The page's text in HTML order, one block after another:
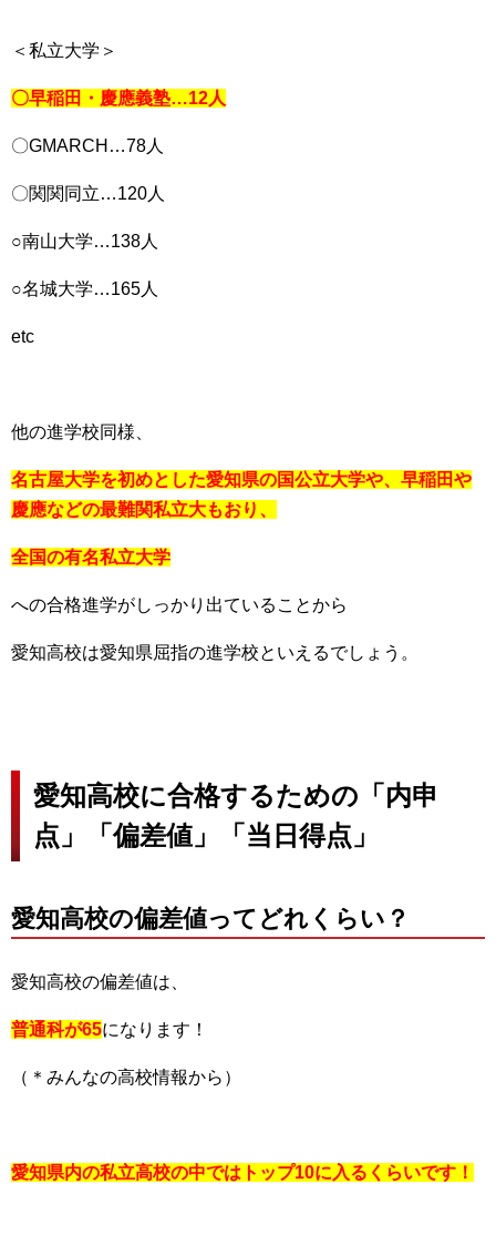
＜私立大学＞
〇早稲田・慶應義塾…12人
〇GMARCH…78人
〇関関同立…120人
○南山大学…138人
○名城大学…165人
etc
他の進学校同様、
名古屋大学を初めとした愛知県の国公立大学や、早稲田や
慶應などの最難関私立大もおり、
全国の有名私立大学
への合格進学がしっかり出ていることから
愛知高校は愛知県屈指の進学校といえるでしょう。
愛知高校に合格するための「内申
点」「偏差値」「当日得点」
愛知高校の偏差値ってどれくらい？
愛知高校の偏差値は、
普通科が65になります！
（＊みんなの高校情報から）
愛知県内の私立高校の中ではトップ10に入るくらいです！